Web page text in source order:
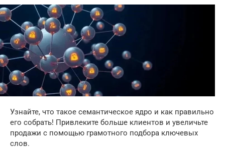
Узнайте, что такое семантическое ядро и как правильно
его собрать! Привлеките больше клиентов и увеличьте
продажи с помощью грамотного подбора ключевых
слов.